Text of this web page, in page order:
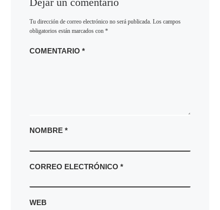
Tu dirección de correo electrónico no será publicada. Los campos
obligatorios están marcados con *
COMENTARIO *
NOMBRE *
CORREO ELECTRÓNICO *
WEB